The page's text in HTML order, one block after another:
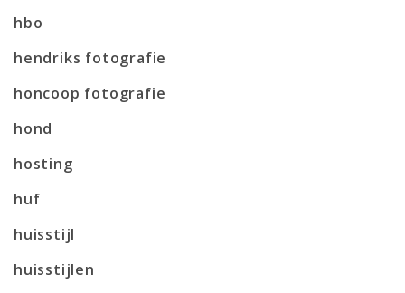
hbo
hendriks fotografie
honcoop fotografie
hond
hosting
huf
huisstijl
huisstijlen